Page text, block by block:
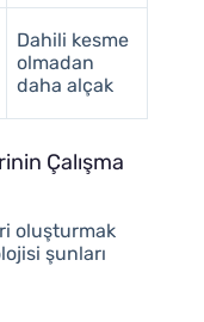
Dahili kesme
olmadan
daha alçak
Çalışma
oluşturmak
şunları